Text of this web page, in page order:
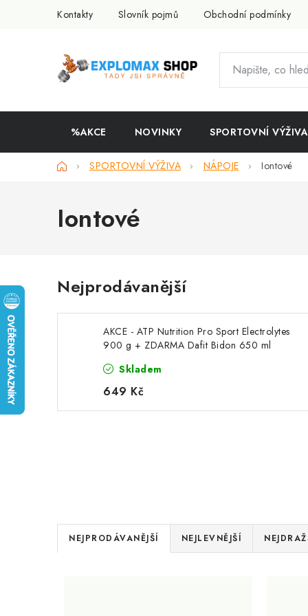
Kontakty Slovník pojmů Obchodní podmínky
%AKCE NOVINKY SPORTOVNÍ VÝŽIVA
DomůSPORTOVNÍ VÝŽIVA NÁPOJE Iontové
Iontové
Nejprodávanější
AKCE - ATP Nutrition Pro Sport Electrolytes
900 g + ZDARMA Dafit Bidon 650 ml
Skladem
649 Kč
Ř
a
NEJPRODÁVANĚJŠÍ NEJLEVNĚJŠÍ